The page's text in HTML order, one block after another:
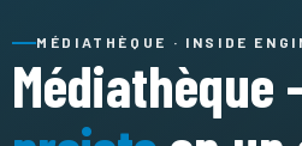
MÉDIATHÈQUE · INSIDE
Médiathèque